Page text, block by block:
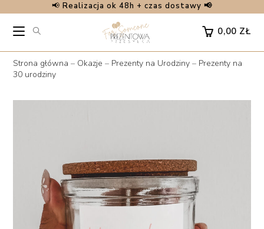
content
📢 Realizacja ok 48h + czas dostawy 📢
0,00 ZŁ
Strona główna – Okazje – Prezenty na Urodziny – Prezenty na
30 urodziny